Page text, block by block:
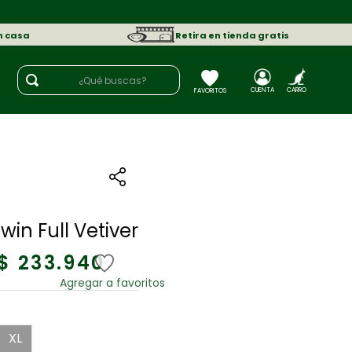
casa Retira en tienda gratis
¿Qué buscas?
Full Vetiver
233.940
XL